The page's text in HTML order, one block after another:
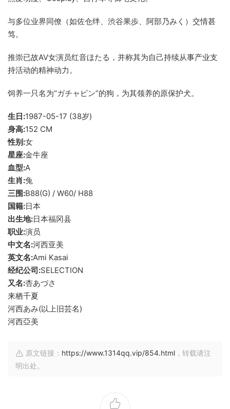
与多位业界同僚（如佐仓绊、渋谷果歩、阿部乃みく）交情甚
笃。
推崇已故AV女演员红音ほたる，并称其为自己持续从事产业支
持活动的精神动力。
饲养一只名为“ガチャピン”的狗，为其领养的原保护犬。
生日:1987-05-17 (38岁)
身高:152 CM
性别:女
星座:金牛座
血型:A
生肖:兔
三围:B88(G) / W60/ H88
国籍:日本
出生地:日本福冈县
职业:演员
中文名:河西亚美
英文名:Ami Kasai
经纪公司:SELECTION
又名:杏あづさ
来栖千夏
河西あみ(以上旧芸名)
河西亞美
原文链接： https://www.1314qq.vip/854.html ，转载请注
明出处。